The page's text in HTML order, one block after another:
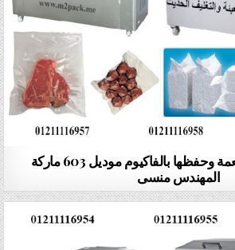
ماكينة تغليف الاطعمة وحفظها بالفاكيوم موديل 603 ماركة
المهندس منسى